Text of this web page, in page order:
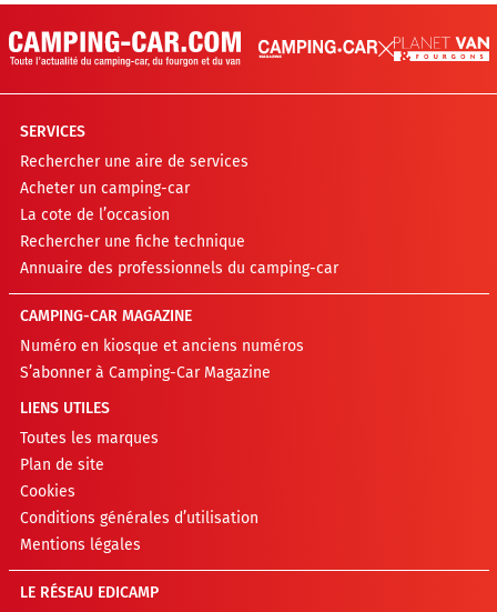
SERVICES
Rechercher une aire de services
Acheter un camping-car
La cote de l’occasion
Rechercher une fiche technique
Annuaire des professionnels du camping-car
CAMPING-CAR MAGAZINE
Numéro en kiosque et anciens numéros
S’abonner à Camping-Car Magazine
LIENS UTILES
Toutes les marques
Plan de site
Cookies
Conditions générales d’utilisation
Mentions légales
LE RÉSEAU EDICAMP